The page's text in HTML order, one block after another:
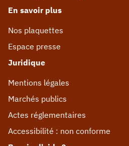
En savoir plus
Nos plaquettes
Espace presse
Juridique
Mentions légales
Marchés publics
Actes réglementaires
Accessibilité : non conforme